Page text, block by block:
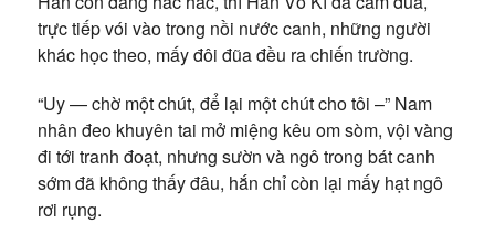
trực tiếp vói vào trong nồi nước canh, những người
khác học theo, mấy đôi đũa đều ra chiến trường.
“Uy — chờ một chút, để lại một chút cho tôi –” Nam
nhân đeo khuyên tai mở miệng kêu om sòm, vội vàng
đi tới tranh đoạt, nhưng sườn và ngô trong bát canh
sớm đã không thấy đâu, hắn chỉ còn lại mấy hạt ngô
rơi rụng.